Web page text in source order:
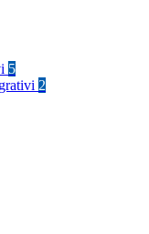
5
2